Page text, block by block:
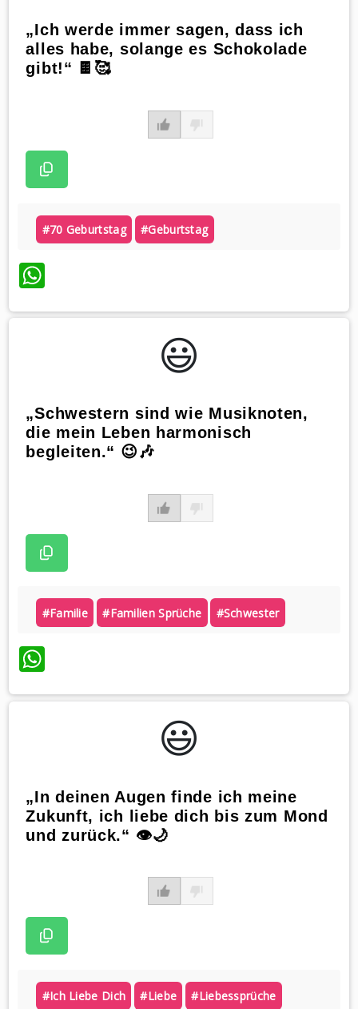
„Ich werde immer sagen, dass ich
alles habe, solange es Schokolade
gibt!“ 🍫🥰
#70 Geburtstag #geburtstag
WhatsApp
😃️
„Schwestern sind wie Musiknoten,
die mein Leben harmonisch
begleiten.“ 😉🎶
#familie #familien Sprüche #schwester
WhatsApp
😃️
„In deinen Augen finde ich meine
Zukunft, ich liebe dich bis zum Mond
und zurück.“ 👁🌙
#ich Liebe Dich #liebe #liebessprüche